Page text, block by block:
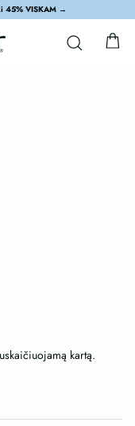
45% VISKAM →
kartą.